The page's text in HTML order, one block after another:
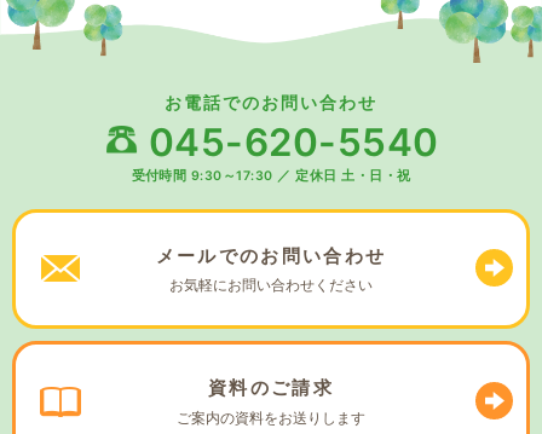
お電話でのお問い合わせ
045-620-5540
受付時間 9:30～17:30 ／ 定休日 土・日・祝
メールでのお問い合わせ
お気軽にお問い合わせください
資料のご請求
ご案内の資料をお送りします